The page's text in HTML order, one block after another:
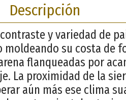
Descripción
y variedad de
su costa de
flanqueadas por
La proximidad de la
aún más ese clima